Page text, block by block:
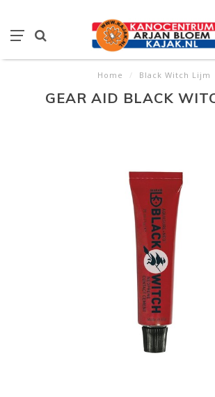
Home / Black Witch Lijm
GEAR AID BLACK